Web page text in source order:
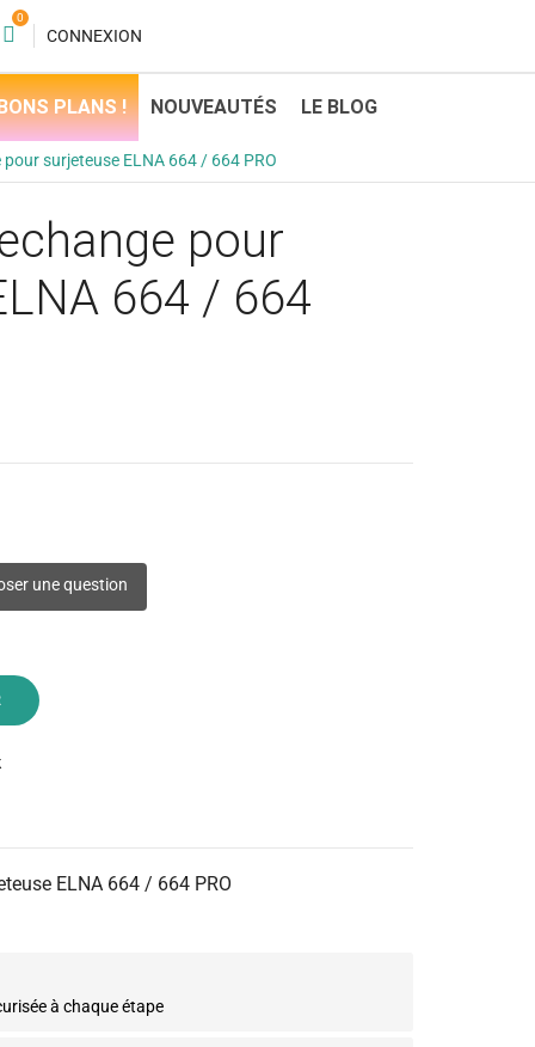
0
CONNEXION
PLANS ! NOUVEAUTÉS LE BLOG
surjeteuse ELNA 664 / 664 PRO
pour
664 / 664
une question
ELNA 664 / 664 PRO
à chaque étape